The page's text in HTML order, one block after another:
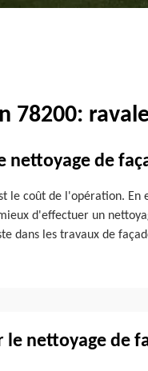
78200:
de
le coût de l'opération.
d'effectuer un
dans les travaux de
le nettoyage de